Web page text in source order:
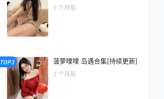
2 个月前
TOP3 菠萝噗噗 岛遇合集[持续更新]
2 个月前